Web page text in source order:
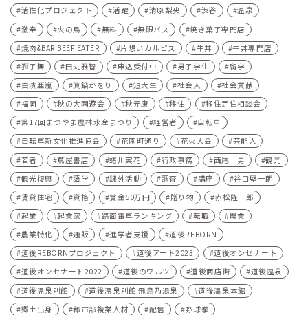
活性化プロジェクト
活躍 清原梨央 渋谷
温泉
激辛
火の鳥 無料 無限バス
焼き菓子専門店
焼肉&BAR BEEF EATER
片想いカルピス 牛丼
牛丼専門店
獅子舞
田丸雅智 申込受付中 男子学生
留学
白濱亜嵐
眞鍋かをり 短大生 社会人
社会貢献
福岡
秋の大園遊会 秋元康 移住
移住定住相談会
第17回まつやま農林水産まつり
経営者
自転車
自転車新文化推進協会
花園町通り 花火大会
芸能人
若者
蔦屋書店 蜷川実花 行政事務 西尾一男
観光
観光復興
語学 課外活動 調査 講座
谷口堅一朗
賃貸住宅
資格 賞金50万円 贈り物
赤松隆一郎
起業
起業家 路面電車ランキング 転職
農業
農業特化
通販 進学者支援
道後REBORN
道後REBORNプロジェクト
道後アート2023
道後オンセナート
道後オンセナート2022
道後のワルツ 道後商店街
道後温泉
道後温泉別館
道後温泉別館 飛鳥乃湯泉
道後温泉本館
郷土出身
都市部複業人材 配信
野球拳